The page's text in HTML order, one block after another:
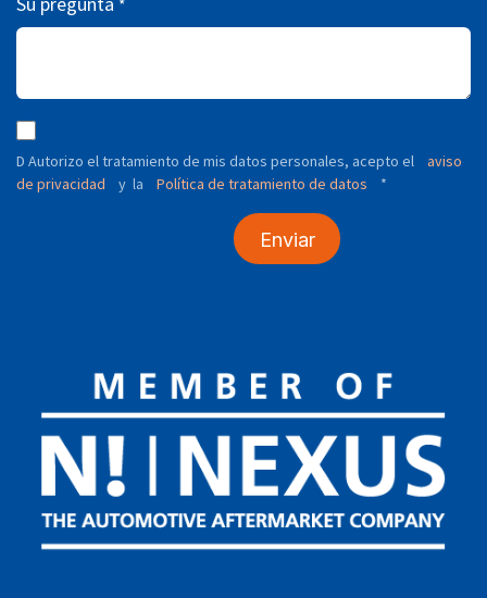
*
D Autorizo ​​el tratamiento de mis datos personales, acepto el
aviso
de privacidad
y la Política de tratamiento de datos *
Enviar